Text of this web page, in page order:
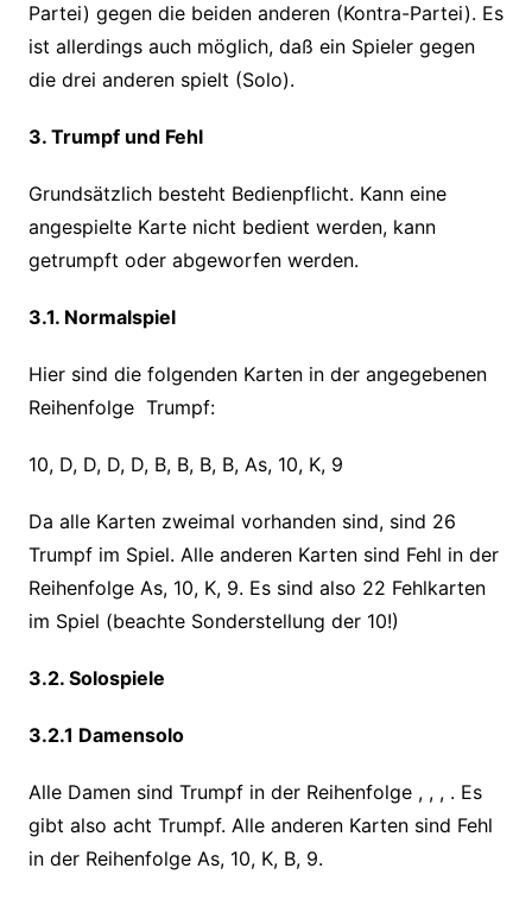
Partei) gegen die beiden anderen (Kontra-Partei). Es
ist allerdings auch möglich, daß ein Spieler gegen
die drei anderen spielt (Solo).
3. Trumpf und Fehl
Grundsätzlich besteht Bedienpflicht. Kann eine
angespielte Karte nicht bedient werden, kann
getrumpft oder abgeworfen werden.
3.1. Normalspiel
Hier sind die folgenden Karten in der angegebenen
Reihenfolge Trumpf:
10, D, D, D, D, B, B, B, B, As, 10, K, 9
Da alle Karten zweimal vorhanden sind, sind 26
Trumpf im Spiel. Alle anderen Karten sind Fehl in der
Reihenfolge As, 10, K, 9. Es sind also 22 Fehlkarten
im Spiel (beachte Sonderstellung der 10!)
3.2. Solospiele
3.2.1 Damensolo
Alle Damen sind Trumpf in der Reihenfolge , , , . Es
gibt also acht Trumpf. Alle anderen Karten sind Fehl
in der Reihenfolge As, 10, K, B, 9.